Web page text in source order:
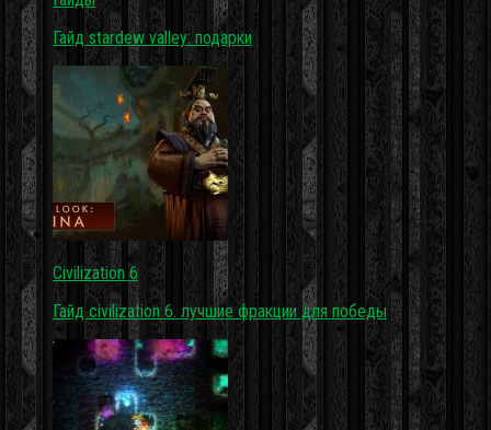
Гайд stardew valley: подарки
Civilization 6
Гайд civilization 6. лучшие фракции для победы